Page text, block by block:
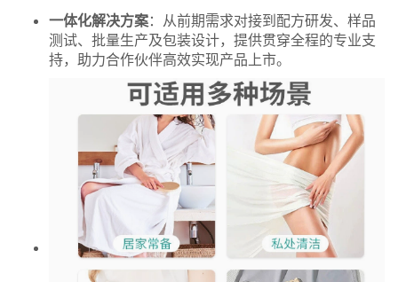
一体化解决方案：从前期需求对接到配方研发、样品
测试、批量生产及包装设计，提供贯穿全程的专业支
持，助力合作伙伴高效实现产品上市。